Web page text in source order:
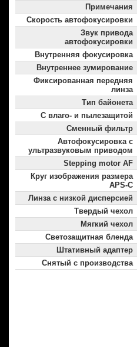
Примечания
Скорость автофокусировки
Звук привода
автофокусировки
Внутренняя фокусировка
Внутреннее зумирование
Фиксированная передняя
линза
Тип байонета
С влаго- и пылезащитой
Сменный фильтр
Автофокусировка с
ультразвуковым приводом
Stepping motor AF
Круг изображения размера
APS-C
Линза с низкой дисперсией
Твердый чехол
Мягкий чехол
Светозащитная бленда
Штативный адаптер
Снятый с производства